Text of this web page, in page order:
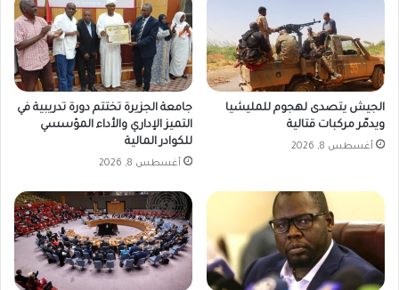
الجيش يتصدى لهجوم للمليشيا
ويدمّر مركبات قتالية
أغسطس 8, 2026
جامعة الجزيرة تختتم دورة تدريبية في
التميز الإداري والأداء المؤسسي
للكوادر المالية
أغسطس 8, 2026